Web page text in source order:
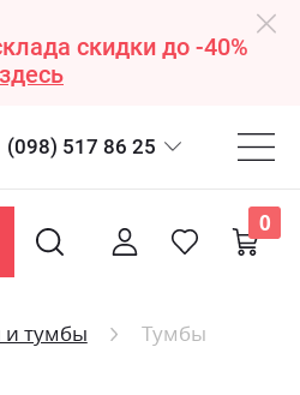
скидки до -40%
здесь
(098) 517 86 25
0
тумбы Тумбы